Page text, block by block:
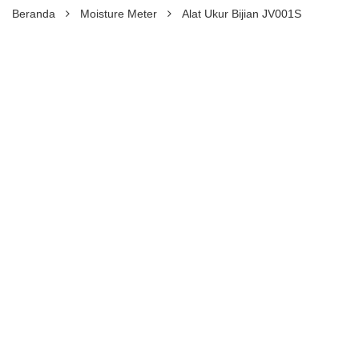
Beranda Moisture Meter Alat Ukur Bijian JV001S